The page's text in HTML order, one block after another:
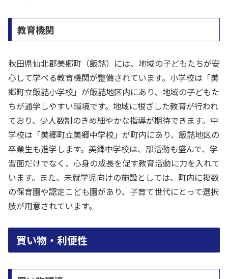
教育機関
秋田県仙北郡美郷町（飯詰）には、地域の子どもたちが安
心して学べる教育機関が整備されています。小学校は「美
郷町立飯詰小学校」が飯詰地区内にあり、地域の子どもた
ちが通学しやすい環境です。地域に根ざした教育が行われ
ており、少人数制のきめ細やかな指導が期待できます。中
学校は「美郷町立美郷中学校」が町内にあり、飯詰地区の
卒業生も進学します。美郷中学校は、部活動も盛んで、学
習面だけでなく、心身の成長を促す教育活動に力を入れて
います。また、未就学児向けの施設としては、町内に複数
の保育園や認定こども園があり、子育て世代にとって選択
肢が用意されています。
買い物・利便性